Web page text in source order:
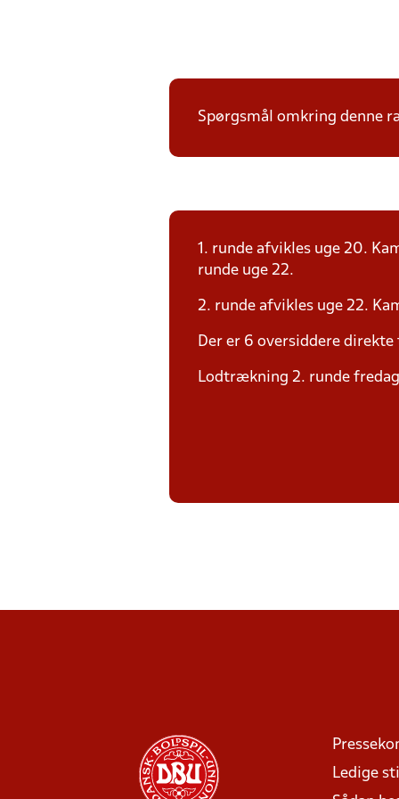
Spørgsmål omkring denne
1. runde afvikles uge 20.
runde uge 22.
2. runde afvikles uge 22.
Der er 6 oversiddere
Lodtrækning 2. runde
Ledige